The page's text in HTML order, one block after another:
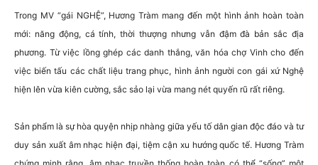
Trong MV “gái NGHỆ”, Hương Tràm mang đến một hình ảnh hoàn toàn
mới: năng động, cá tính, thời thượng nhưng vẫn đậm đà bản sắc địa
phương. Từ việc lồng ghép các danh thắng, văn hóa chợ Vinh cho đến
việc biến tấu các chất liệu trang phục, hình ảnh người con gái xứ Nghệ
hiện lên vừa kiên cường, sắc sảo lại vừa mang nét quyến rũ rất riêng.
Sản phẩm là sự hòa quyện nhịp nhàng giữa yếu tố dân gian độc đáo và tư
duy sản xuất âm nhạc hiện đại, tiệm cận xu hướng quốc tế. Hương Tràm